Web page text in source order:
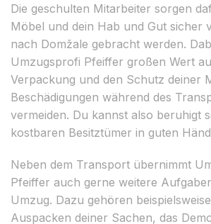
Die geschulten Mitarbeiter sorgen
Möbel und dein Hab und Gut sicher
nach Domžale gebracht werden.
Umzugsprofi Pfeiffer großen Wert
Verpackung und den Schutz deiner
Beschädigungen während des
vermeiden. Du kannst also beruhigt
kostbaren Besitztümer in guten
Neben dem Transport übernimmt
Pfeiffer auch gerne weitere
Umzug. Dazu gehören
Auspacken deiner Sachen, das